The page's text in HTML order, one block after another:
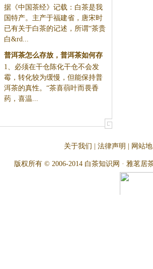
上乘
据《中国茶经》记载：白茶是我
国特产。主产于福建省，唐宋时
已有关于白茶的记述，所谓“茶贵
白&rd...
普洱茶怎么存放，普洱茶如何存
放
1、必须在干仓陈化干仓不会发
霉，转化较为缓慢，但能保持普
洱茶的真性。“茶喜蒻叶而畏香
药，喜温...
关于我们 法律声明 网站
版权所有 © 2006-2014 白茶知识网 · 雅茗居